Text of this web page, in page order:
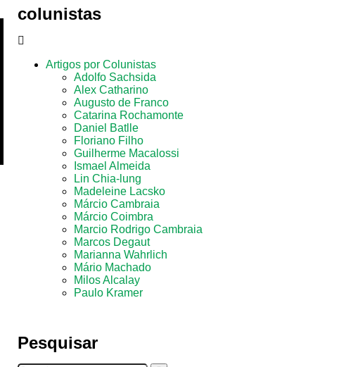
colunistas
Artigos por Colunistas
Adolfo Sachsida
Alex Catharino
Augusto de Franco
Catarina Rochamonte
Daniel Batlle
Floriano Filho
Guilherme Macalossi
Ismael Almeida
Lin Chia-lung
Madeleine Lacsko
Márcio Cambraia
Márcio Coimbra
Marcio Rodrigo Cambraia
Marcos Degaut
Marianna Wahrlich
Mário Machado
Milos Alcalay
Paulo Kramer
Pesquisar